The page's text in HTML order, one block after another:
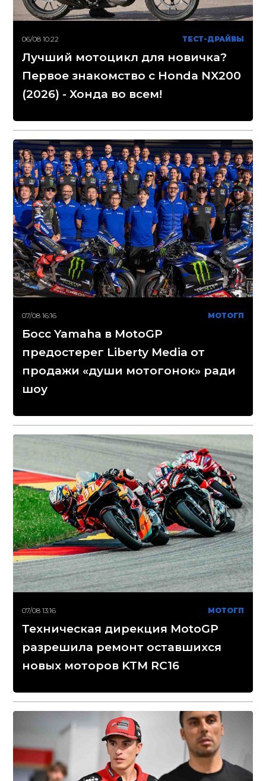
06/08 10:22 ТЕСТ-ДРАЙВЫ
Лучший мотоцикл для новичка?
Первое знакомство с Honda NX200
(2026) - Хонда во всем!
07/08 16:16 МОТОГП
Босс Yamaha в MotoGP
предостерег Liberty Media от
продажи «души мотогонок» ради
шоу
07/08 13:16 МОТОГП
Техническая дирекция MotoGP
разрешила ремонт оставшихся
новых моторов KTM RC16